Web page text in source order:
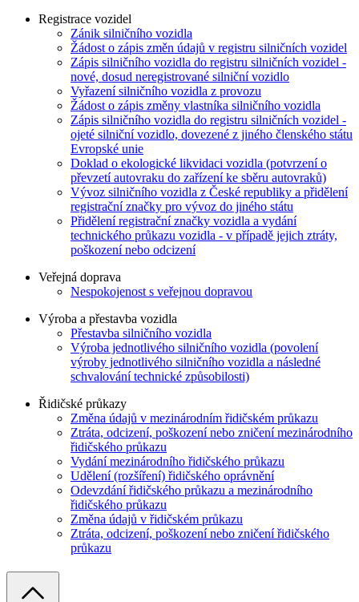
Registrace vozidel
Zánik silničního vozidla
Žádost o zápis změn údajů v registru silničních vozidel
Zápis silničního vozidla do registru silničních vozidel -
nové, dosud neregistrované silniční vozidlo
Vyřazení silničního vozidla z provozu
Žádost o zápis změny vlastníka silničního vozidla
Zápis silničního vozidla do registru silničních vozidel -
ojeté silniční vozidlo, dovezené z jiného členského státu
Evropské unie
Doklad o ekologické likvidaci vozidla (potvrzení o
převzetí autovraku do zařízení ke sběru autovraků)
Vývoz silničního vozidla z České republiky a přidělení
registrační značky pro vývoz do jiného státu
Přidělení registrační značky vozidla a vydání
technického průkazu vozidla - v případě jejich ztráty,
poškození nebo odcizení
Veřejná doprava
Nespokojenost s veřejnou dopravou
Výroba a přestavba vozidla
Přestavba silničního vozidla
Výroba jednotlivého silničního vozidla (povolení
výroby jednotlivého silničního vozidla a následné
schvalování technické způsobilosti)
Řidičské průkazy
Změna údajů v mezinárodním řidičském průkazu
Ztráta, odcizení, poškození nebo zničení mezinárodního
řidičského průkazu
Vydání mezinárodního řidičského průkazu
Udělení (rozšíření) řidičského oprávnění
Odevzdání řidičského průkazu a mezinárodního
řidičského průkazu
Změna údajů v řidičském průkazu
Ztráta, odcizení, poškození nebo zničení řidičského
průkazu